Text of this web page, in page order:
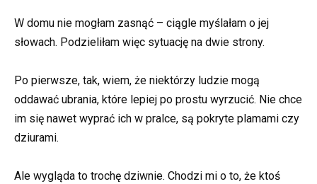
W domu nie mogłam zasnąć – ciągle myślałam o jej
słowach. Podzieliłam więc sytuację na dwie strony.
Po pierwsze, tak, wiem, że niektórzy ludzie mogą
oddawać ubrania, które lepiej po prostu wyrzucić. Nie chce
im się nawet wyprać ich w pralce, są pokryte plamami czy
dziurami.
Ale wygląda to trochę dziwnie. Chodzi mi o to, że ktoś